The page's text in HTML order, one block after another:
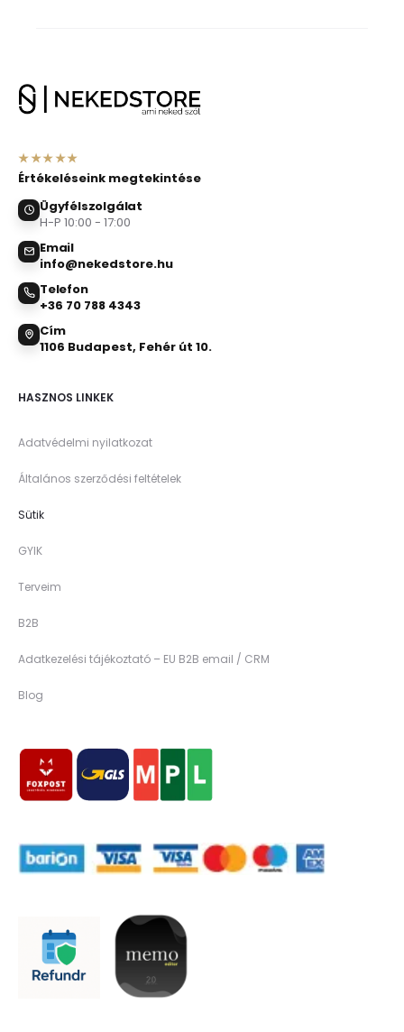
★★★★★
Értékeléseink megtekintése
Ügyfélszolgálat
H-P 10:00 - 17:00
Email
info@nekedstore.hu
Telefon
+36 70 788 4343
Cím
1106 Budapest, Fehér út 10.
HASZNOS LINKEK
Adatvédelmi nyilatkozat
Általános szerződési feltételek
Sütik
GYIK
Terveim
B2B
Adatkezelési tájékoztató – EU B2B email / CRM
Blog